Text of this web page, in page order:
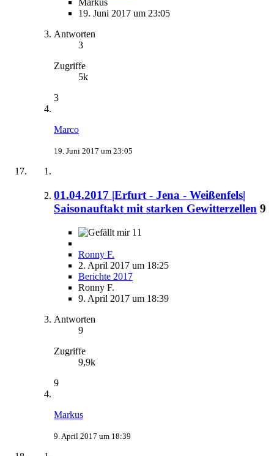
Markus
19. Juni 2017 um 23:05
Antworten
3
Zugriffe
5k
3
Marco
19. Juni 2017 um 23:05
01.04.2017 |Erfurt - Jena - Weißenfels|
Saisonauftakt mit starken Gewitterzellen 9
11
Ronny F.
2. April 2017 um 18:25
Berichte 2017
Ronny F.
9. April 2017 um 18:39
Antworten
9
Zugriffe
9,9k
9
Markus
9. April 2017 um 18:39